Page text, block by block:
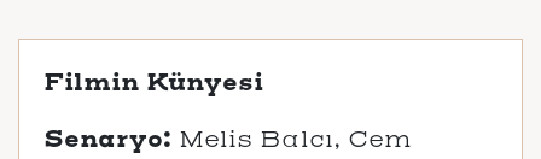
Filmin Künyesi
Senaryo: Melis Balcı, Cem